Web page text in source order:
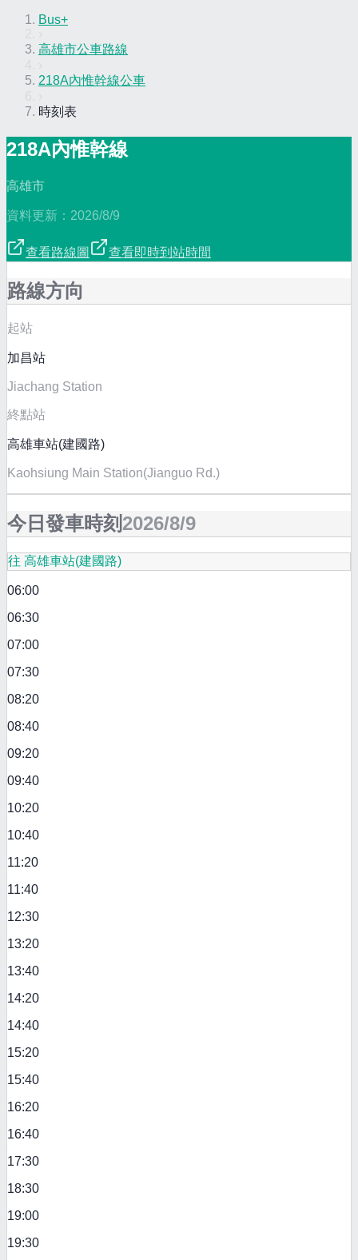
Bus+
高雄市公車路線
218A內惟幹線公車
時刻表
218A內惟幹線
高雄市
資料更新： 2026/8/9
查看路線圖 查看即時到站時間
路線方向
起站
加昌站
Jiachang Station
終點站
高雄車站(建國路)
Kaohsiung Main Station(Jianguo Rd.)
今日發車時刻 2026/8/9
往 高雄車站(建國路)
06:00
06:30
07:00
07:30
08:20
08:40
09:20
09:40
10:20
10:40
11:20
11:40
12:30
13:20
13:40
14:20
14:40
15:20
15:40
16:20
16:40
17:30
18:30
19:00
19:30